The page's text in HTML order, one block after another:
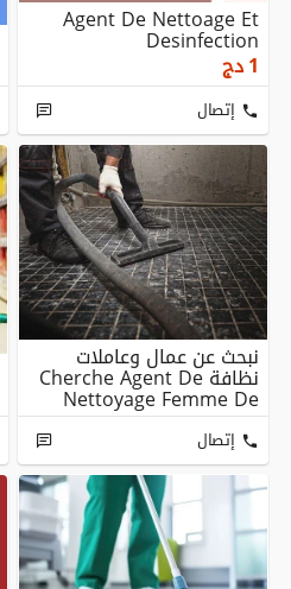
Agent De Nettoage Et
Desinfection
1دج
إتصال
نبحث عن عمال وعاملات
نظافة Cherche Agent De
Nettoyage Femme De
Ménage
إتصال